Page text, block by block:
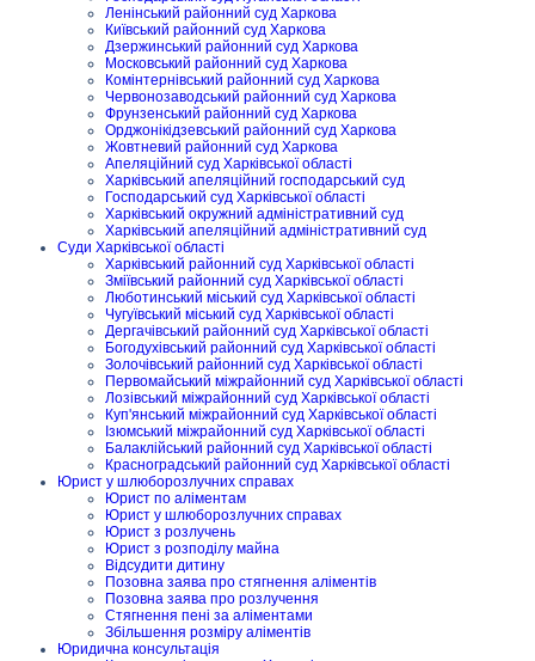
Ленінський районний суд Харкова
Київський районний суд Харкова
Дзержинський районний суд Харкова
Московський районний суд Харкова
Комінтернівський районний суд Харкова
Червонозаводський районний суд Харкова
Фрунзенський районний суд Харкова
Орджонікідзевський районний суд Харкова
Жовтневий районний суд Харкова
Апеляційний суд Харківської області
Харківський апеляційний господарський суд
Господарський суд Харківської області
Харківський окружний адміністративний суд
Харківський апеляційний адміністративний суд
Суди Харківської області
Харківський районний суд Харківської області
Зміївський районний суд Харківської області
Люботинський міський суд Харківської області
Чугуївський міський суд Харківської області
Дергачівський районний суд Харківської області
Богодухівський районний суд Харківської області
Золочівський районний суд Харківської області
Первомайський міжрайонний суд Харківської області
Лозівський міжрайонний суд Харківської області
Куп'янський міжрайонний суд Харківської області
Ізюмський міжрайонний суд Харківської області
Балаклійський районний суд Харківської області
Красноградський районний суд Харківської області
Юрист у шлюборозлучних справах
Юрист по аліментам
Юрист у шлюборозлучних справах
Юрист з розлучень
Юрист з розподілу майна
Відсудити дитину
Позовна заява про стягнення аліментів
Позовна заява про розлучення
Стягнення пені за аліментами
Збільшення розміру аліментів
Юридична консультація